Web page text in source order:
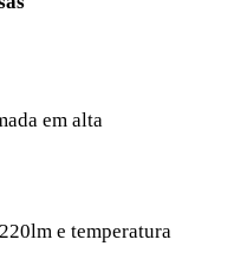
em alta
e temperatura